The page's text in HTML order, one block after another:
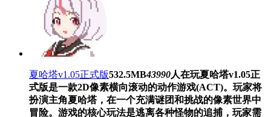
夏哈塔v1.05正式版532.5MB43990人在玩夏哈塔v1.05正
式版是一款2D像素横向滚动的动作游戏(ACT)。玩家将
扮演主角夏哈塔，在一个充满谜团和挑战的像素世界中
冒险。游戏的核心玩法是逃离各种怪物的追捕，玩家需